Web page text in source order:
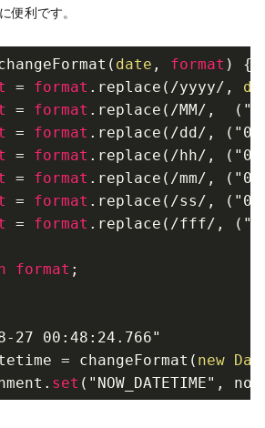
便利です。
date , format ) {
= format .replace(/yyyy/,
= format .replace(/MM/,
= format .replace(/dd/,
= format .replace(/hh/,
= format .replace(/mm/,
= format .replace(/ss/,
= format .replace(/fff/,
format ;
27 00:48:24.766"
= changeFormat( new
set